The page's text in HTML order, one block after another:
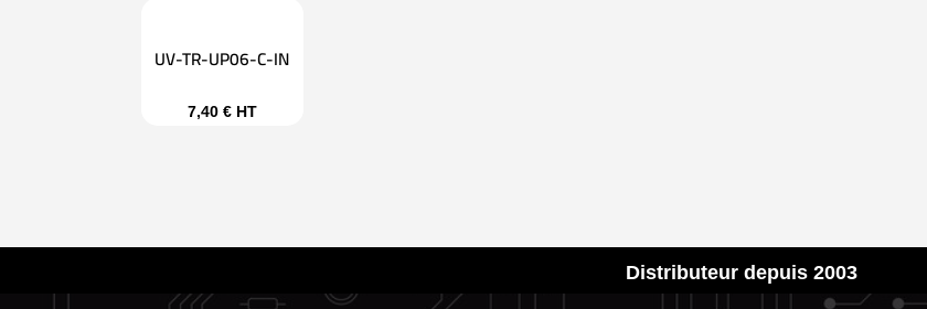
UV-TR-UP06-C-IN
7,40 € HT
Distributeur depuis 2003